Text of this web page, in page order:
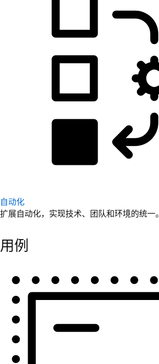
自动化
扩展自动化，实现技术、团队和环境的统一。
用例